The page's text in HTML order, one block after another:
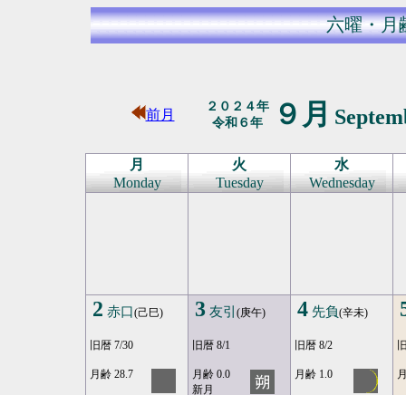
六曜・月
前月
２０２４年
令和６年
９月
月
Monday
火
Tuesday
水
Wednesday
2 赤口(己巳)
旧暦 7/30
月齢 28.7
3 友引 (庚午)
旧暦 8/1
月齢 0.0
新月
4 先負(辛未)
旧暦 8/2
月齢 1.0